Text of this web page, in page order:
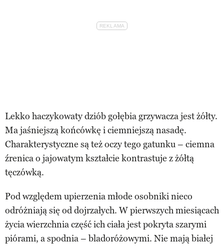
Lekko haczykowaty dziób gołębia grzywacza jest żółty.
Ma jaśniejszą końcówkę i ciemniejszą nasadę.
Charakterystyczne są też oczy tego gatunku – ciemna
źrenica o jajowatym kształcie kontrastuje z żółtą
tęczówką.
Pod względem upierzenia młode osobniki nieco
odróżniają się od dojrzałych. W pierwszych miesiącach
życia wierzchnia część ich ciała jest pokryta szarymi
piórami, a spodnia – bladoróżowymi. Nie mają białej